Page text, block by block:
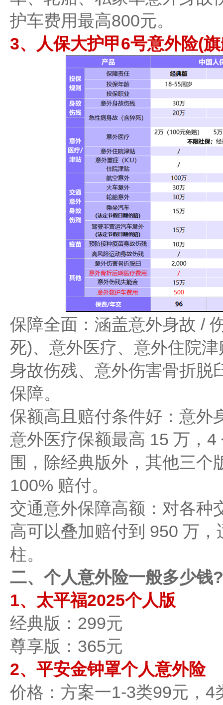
护车费用最高800元。
3、人保大护甲6号意外险(
保障全面：涵盖意外身故 /
死)、意外医疗、意外住院
身故伤残、意外伤害骨折脱
保障。
保额高且赔付条件好：意外
意外医疗保额最高 15 万，
围，除经典版外，其他三个
100% 赔付。
交通意外保障高额：对各种
高可以叠加赔付到 950 万
柱。
二、个人意外险一般多少钱?
1、太平福2025个人版
经典版：299元
尊享版：365元
2、平安金钟罩个人意外险
价格：方案一1-3类99元，4